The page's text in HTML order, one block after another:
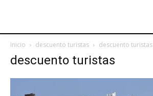
Inicio descuento turistas descuento turistas
descuento turistas